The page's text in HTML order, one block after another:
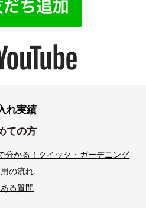
れ実績
ての方
分かる！クイック・ガーデニング
の流れ
る質問